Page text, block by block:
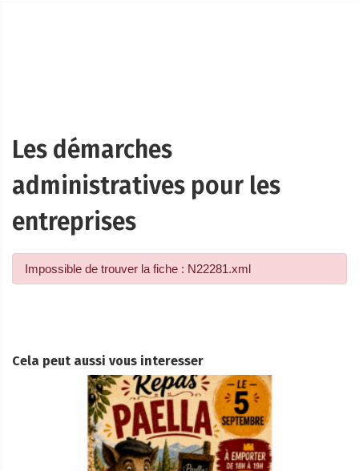
Les démarches
administratives pour les
entreprises
Impossible de trouver la fiche : N22281.xml
Cela peut aussi vous interesser